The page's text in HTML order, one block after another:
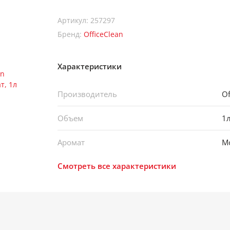
Артикул: 257297
Бренд: OfficeClean
Характеристики
Производитель
Объем
Аромат
Смотреть все характеристики